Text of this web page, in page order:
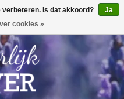
0
verbeteren. Is dat akkoord?
Ja
cookies »